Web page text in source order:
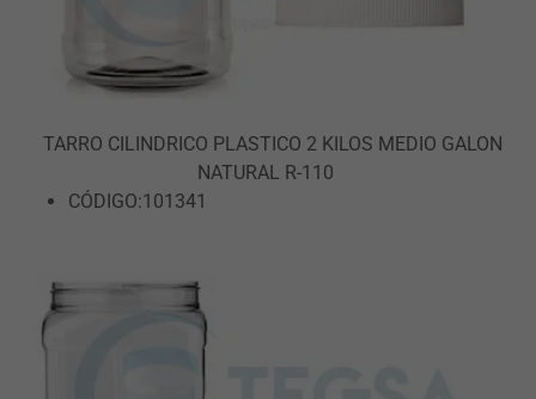
TARRO CILINDRICO PLASTICO 2 KILOS MEDIO GALON
NATURAL R-110
CÓDIGO:101341